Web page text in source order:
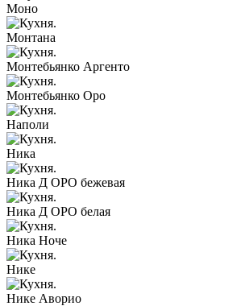
Моно
Монтана
Монтебьянко Аргенто
Монтебьянко Оро
Наполи
Ника
Ника Д ОРО бежевая
Ника Д ОРО белая
Ника Ноче
Нике
Нике Аворио